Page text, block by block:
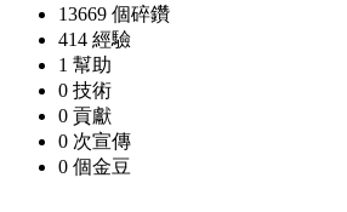
13669 個碎鑽
414 經驗
1 幫助
0 技術
0 貢獻
0 次宣傳
0 個金豆